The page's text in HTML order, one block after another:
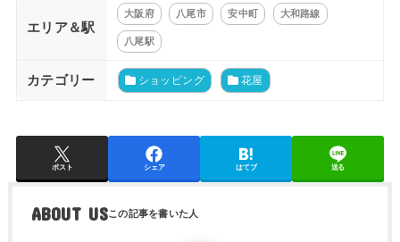
エリア＆駅
大阪府 八尾市 安中町 大和路線
八尾駅
カテゴリー ショッピング 花屋
ポスト シェア はてブ 送る
ABOUT US